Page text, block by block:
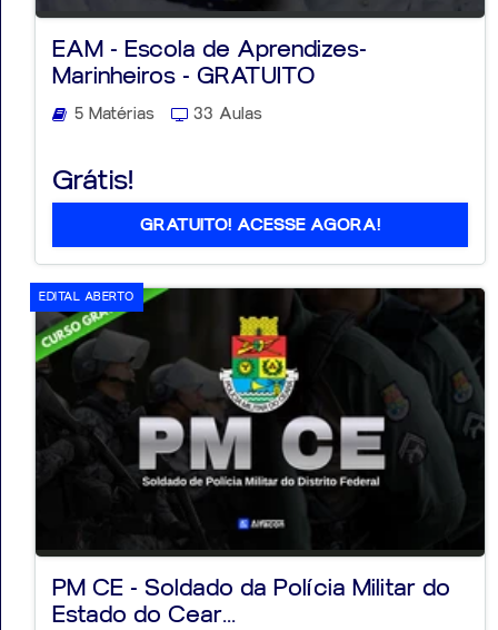
Aprovados
Notícias
AO
VIVO
GRATUITAS!
EAM - Escola de Aprendizes-
Marinheiros - GRATUITO
5 Matérias 33 Aulas
Grátis!
GRATUITO! ACESSE AGORA!
PM CE - Soldado da Polícia Militar do
Estado do Cear...
EDITAL ABERTO